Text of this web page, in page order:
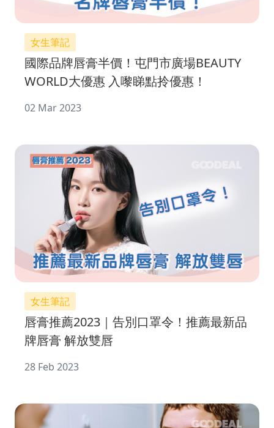
女生筆記
國際品牌唇膏半價！屯門市廣場BEAUTY
WORLD大優惠 入嚟睇點拎優惠！
02 Mar 2023
女生筆記
唇膏推薦2023｜告別口罩令！推薦最新品
牌唇膏 解放雙唇
28 Feb 2023